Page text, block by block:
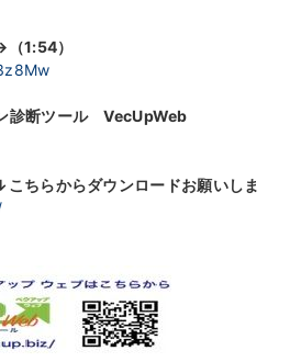
（1:54）
断ツール VecUpWeb
ちらからダウンロードお願いしま